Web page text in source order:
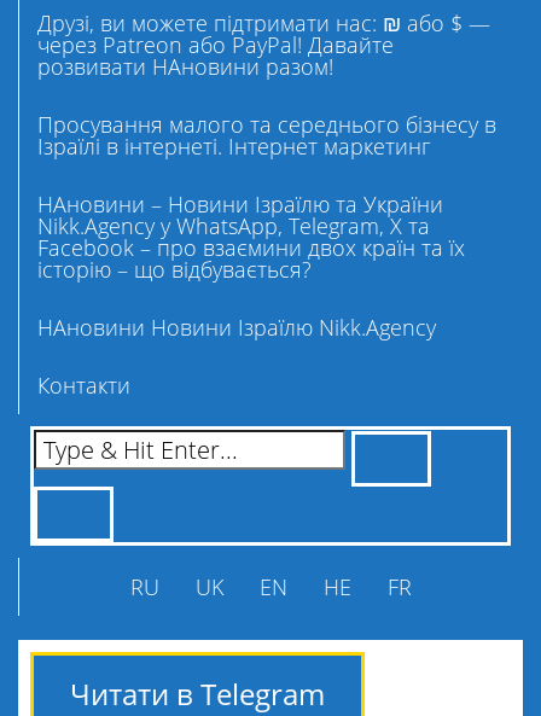
Друзі, ви можете підтримати нас: ₪ або $ —
через Patreon або PayPal! Давайте
розвивати НАновини разом!
Просування малого та середнього бізнесу в
Ізраїлі в інтернеті. Інтернет маркетинг
НАновини – Новини Ізраїлю та України
Nikk.Agency у WhatsApp, Telegram, X та
Facebook – про взаємини двох країн та їх
історію – що відбувається?
НАновини Новини Ізраїлю Nikk.Agency
Контакти
RU UK EN HE FR
Читати в Telegram